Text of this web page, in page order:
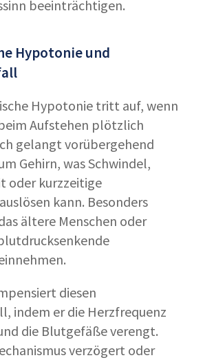
beeinträchtigen.
Hypotonie und
Hypotonie tritt auf, wenn
Aufstehen plötzlich
gelangt vorübergehend
Gehirn, was Schwindel,
oder kurzzeitige
kann. Besonders
ältere Menschen oder
diesen
indem er die Herzfrequenz
die Blutgefäße verengt.
verzögert oder